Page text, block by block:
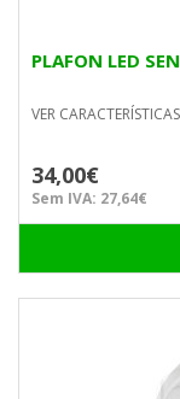
PLAFON LED
VER CARACTERÍSTICAS
34,00€
Sem IVA: 27,64€